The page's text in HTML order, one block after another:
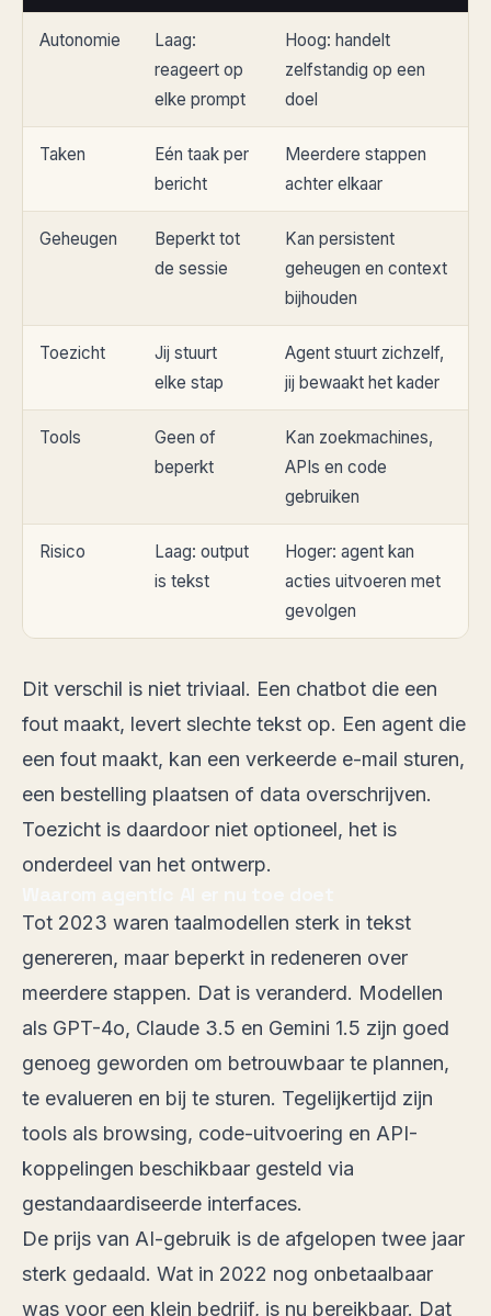
Autonomie
Laag:
reageert op
elke prompt
Hoog: handelt
zelfstandig op een
doel
Taken
Eén taak per
bericht
Meerdere stappen
achter elkaar
Geheugen
Beperkt tot
de sessie
Kan persistent
geheugen en context
bijhouden
Toezicht
Jij stuurt
elke stap
Agent stuurt zichzelf,
jij bewaakt het kader
Tools
Geen of
beperkt
Kan zoekmachines,
APIs en code
gebruiken
Risico
Laag: output
is tekst
Hoger: agent kan
acties uitvoeren met
gevolgen
Dit verschil is niet triviaal. Een chatbot die een
fout maakt, levert slechte tekst op. Een agent die
een fout maakt, kan een verkeerde e-mail sturen,
een bestelling plaatsen of data overschrijven.
Toezicht is daardoor niet optioneel, het is
onderdeel van het ontwerp.
Tot 2023 waren taalmodellen sterk in tekst
genereren, maar beperkt in redeneren over
meerdere stappen. Dat is veranderd. Modellen
als GPT-4o, Claude 3.5 en Gemini 1.5 zijn goed
genoeg geworden om betrouwbaar te plannen,
te evalueren en bij te sturen. Tegelijkertijd zijn
tools als browsing, code-uitvoering en API-
koppelingen beschikbaar gesteld via
gestandaardiseerde interfaces.
De prijs van AI-gebruik is de afgelopen twee jaar
sterk gedaald. Wat in 2022 nog onbetaalbaar
was voor een klein bedrijf, is nu bereikbaar. Dat